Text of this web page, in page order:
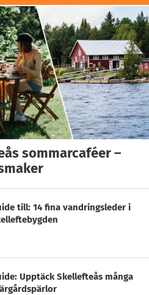
sommarcaféer –
till: 14 fina vandringsleder i
Upptäck Skellefteås många